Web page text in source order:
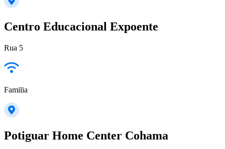
Centro Educacional Expoente
Rua 5
Familia
Potiguar Home Center Cohama